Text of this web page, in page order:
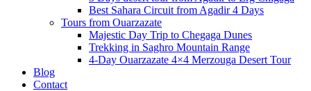
Best Sahara Circuit from Agadir 4 Days
Tours from Ouarzazate
Majestic Day Trip to Chegaga Dunes
Trekking in Saghro Mountain Range
4-Day Ouarzazate 4×4 Merzouga Desert Tour
Blog
Contact